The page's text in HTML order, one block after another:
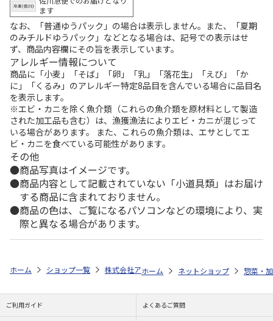
ます
なお、「普通ゆうパック」の場合は表示しません。また、「夏期
のみチルドゆうパック」などとなる場合は、記号での表示はせ
ず、商品内容欄にその旨を表示しています。
アレルギー情報について
商品に「小麦」「そば」「卵」「乳」「落花生」「えび」「か
に」「くるみ」のアレルギー特定8品目を含んでいる場合に品目名
を表示します。
※エビ・カニを除く魚介類（これらの魚介類を原材料として製造
された加工品も含む）は、漁獲漁法によりエビ・カニが混じって
いる場合があります。 また、これらの魚介類は、エサとしてエ
ビ・カニを食べている可能性があります。
その他
商品写真はイメージです。
商品内容として記載されていない「小道具類」はお届け
する商品に含まれておりません。
商品の色は、ご覧になるパソコンなどの環境により、実
際と異なる場合があります。
ホーム ショップ一覧 株式会社アイビス 北海道とうもろこしとホタ
ホーム ネットショップ 惣菜・
ご利用ガイド よくあるご質問